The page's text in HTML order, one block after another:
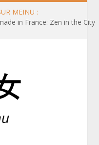
MEINU :
in France: Zen in the City